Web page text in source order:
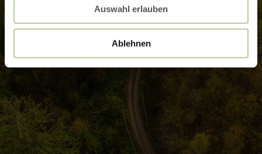
Auswahl erlauben
Ablehnen